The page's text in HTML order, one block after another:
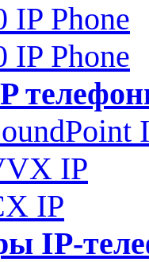
IP Phone
IP Phone
IP
IP
IP-